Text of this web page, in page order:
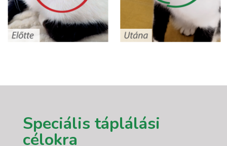
Speciális táplálási
célokra